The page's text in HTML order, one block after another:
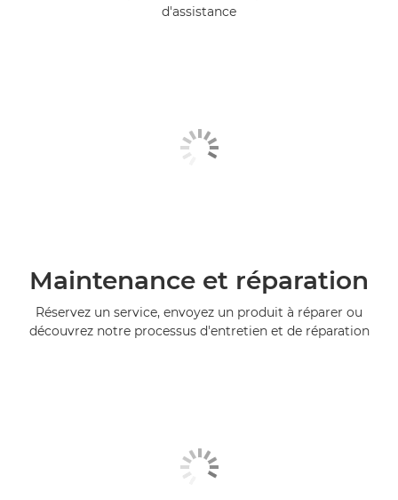
d'assistance
Maintenance et réparation
Réservez un service, envoyez un produit à réparer ou
découvrez notre processus d'entretien et de réparation